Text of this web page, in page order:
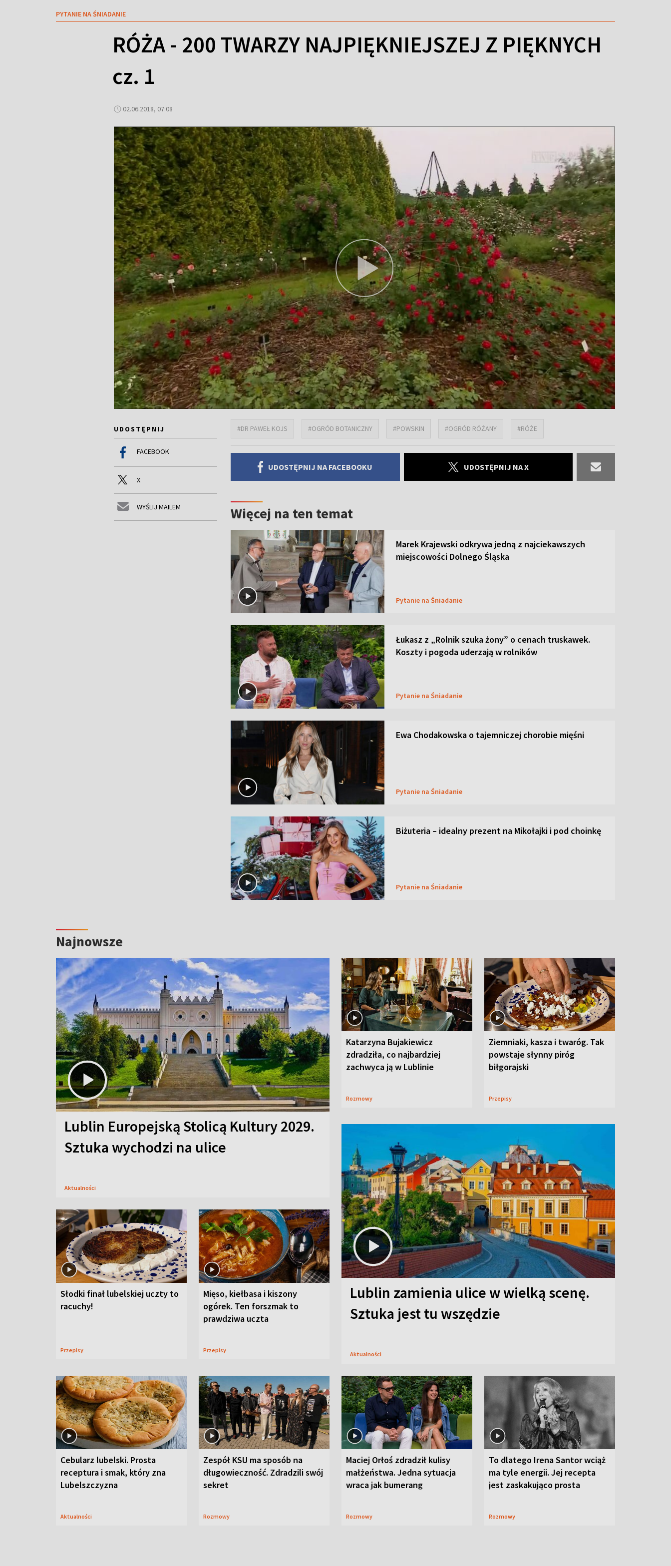
PYTANIE NA ŚNIADANIE
RÓŻA - 200 TWARZY NAJPIĘKNIEJSZEJ Z PIĘKNYCH
cz. 1
02.06.2018, 07:08
UDOSTĘPNIJ
FACEBOOK
X
WYŚLIJ MAILEM
#DR PAWEŁ KOJS #OGRÓD BOTANICZNY #POWSKIN #OGRÓD RÓŻANY #RÓŻE
UDOSTĘPNIJ NA FACEBOOKU UDOSTĘPNIJ NA X
Więcej na ten temat
Marek Krajewski odkrywa jedną z najciekawszych
miejscowości Dolnego Śląska
Pytanie na Śniadanie
Łukasz z „Rolnik szuka żony” o cenach truskawek.
Koszty i pogoda uderzają w rolników
Pytanie na Śniadanie
Ewa Chodakowska o tajemniczej chorobie mięśni
Pytanie na Śniadanie
Biżuteria – idealny prezent na Mikołajki i pod choinkę
Pytanie na Śniadanie
Najnowsze
Lublin Europejską Stolicą Kultury 2029.
Sztuka wychodzi na ulice
Aktualności
Katarzyna Bujakiewicz
zdradziła, co najbardziej
zachwyca ją w Lublinie
Rozmowy
Ziemniaki, kasza i twaróg. Tak
powstaje słynny piróg
biłgorajski
Przepisy
Słodki finał lubelskiej uczty to
racuchy!
Przepisy
Mięso, kiełbasa i kiszony
ogórek. Ten forszmak to
prawdziwa uczta
Przepisy
Lublin zamienia ulice w wielką scenę.
Sztuka jest tu wszędzie
Aktualności
Cebularz lubelski. Prosta
receptura i smak, który zna
Lubelszczyzna
Aktualności
Zespół KSU ma sposób na
długowieczność. Zdradzili swój
sekret
Rozmowy
Maciej Orłoś zdradził kulisy
małżeństwa. Jedna sytuacja
wraca jak bumerang
Rozmowy
To dlatego Irena Santor wciąż
ma tyle energii. Jej recepta
jest zaskakująco prosta
Rozmowy